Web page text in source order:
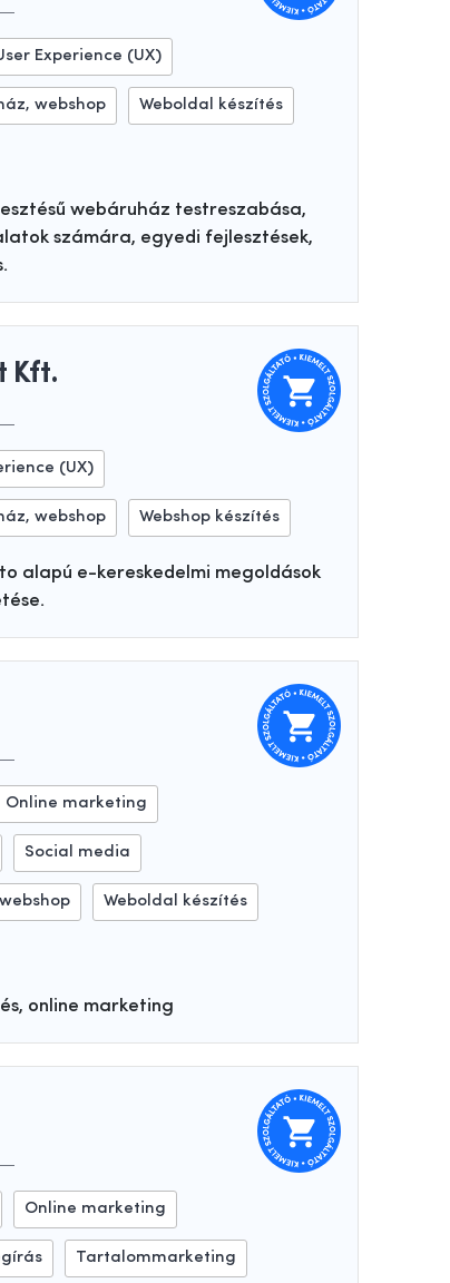
Experience (UX)
webshop Weboldal készítés
webáruház testreszabása,
számára, egyedi fejlesztések,
Kft.
(UX)
webshop Webshop készítés
alapú e-kereskedelmi megoldások
Online marketing
Social media
Weboldal készítés
online marketing
Online marketing
Tartalommarketing